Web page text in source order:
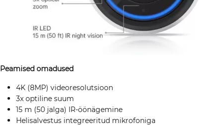
Peamised omadused
4K (8MP) videoresolutsioon
3x optiline suum
15 m (50 jalga) IR-öönägemine
Helisalvestus integreeritud mikrofoniga